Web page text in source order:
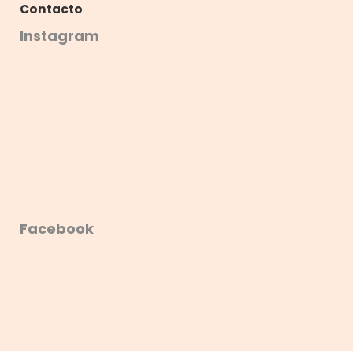
Contacto
Instagram
Facebook